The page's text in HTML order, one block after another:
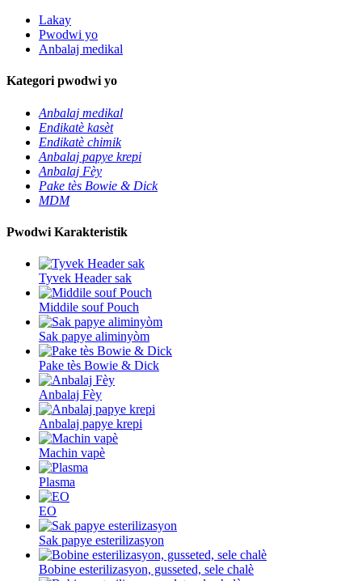
Lakay
Pwodwi yo
Anbalaj medikal
Kategori pwodwi yo
Anbalaj medikal
Endikatè kasèt
Endikatè chimik
Anbalaj papye krepi
Anbalaj Fèy
Pake tès Bowie & Dick
MDM
Pwodwi Karakteristik
Tyvek Header sak
Middile souf Pouch
Sak papye aliminyòm
Pake tès Bowie & Dick
Anbalaj Fèy
Anbalaj papye krepi
Machin vapè
Plasma
EO
Sak papye esterilizasyon
Bobine esterilizasyon, gusseted, sele chalè